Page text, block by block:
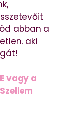
abban a
aki
vagy a